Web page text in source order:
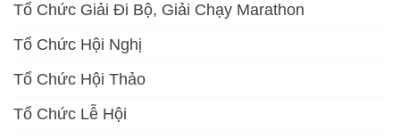
Tổ Chức Giải Đi Bộ, Giải Chạy Marathon
Tổ Chức Hội Nghị
Tổ Chức Hội Thảo
Tổ Chức Lễ Hội